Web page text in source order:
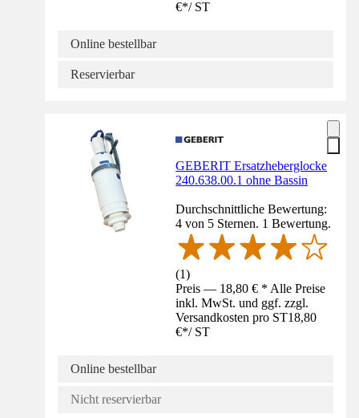
€*/ ST
Online bestellbar
Reservierbar
GEBERIT Ersatzheberglocke
240.638.00.1 ohne Bassin
Durchschnittliche Bewertung:
4 von 5 Sternen. 1 Bewertung.
(1)
Preis — 18,80 € * Alle Preise
inkl. MwSt. und ggf. zzgl.
Versandkosten pro ST18,80
€*/ ST
Online bestellbar
Nicht reservierbar